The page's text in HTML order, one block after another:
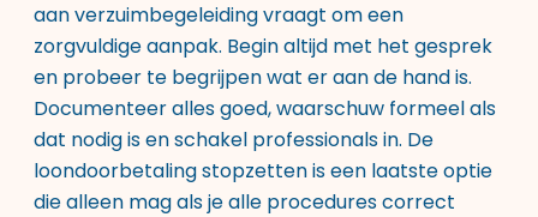
aanverzuimbegeleidingvraagt om een
zorgvuldige aanpak. Begin altijd met het gesprek
en probeer te begrijpen wat er aan de hand is.
Documenteer alles goed, waarschuw formeel als
dat nodig is en schakel professionals in. De
loondoorbetaling stopzetten is een laatste optie
die alleen mag als je alle procedures correct